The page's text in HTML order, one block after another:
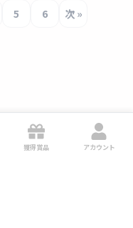
5 6 次 »
獲得賞品 アカウント